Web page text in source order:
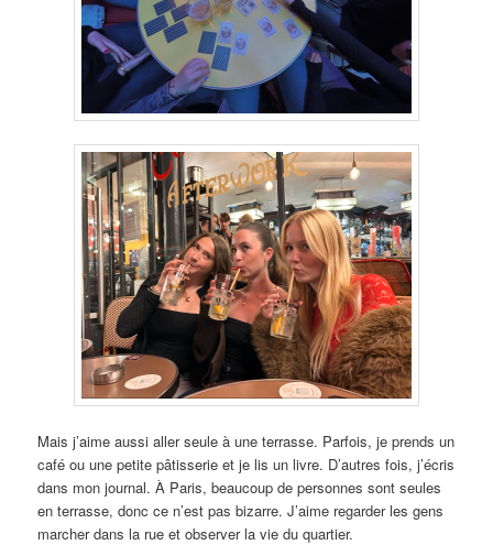
Mais j’aime aussi aller seule à une terrasse. Parfois, je prends un
café ou une petite pâtisserie et je lis un livre. D’autres fois, j’écris
dans mon journal. À Paris, beaucoup de personnes sont seules
en terrasse, donc ce n’est pas bizarre. J’aime regarder les gens
marcher dans la rue et observer la vie du quartier.